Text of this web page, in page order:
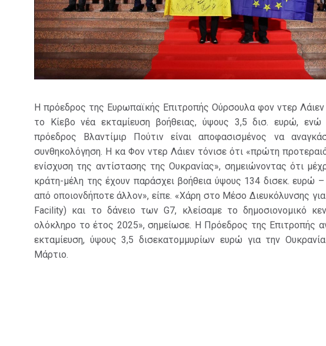
Η πρόεδρος της Ευρωπαϊκής Επιτροπής Ούρσουλα φον ντερ Λάιεν
το Κίεβο νέα εκταμίευση βοήθειας, ύψους 3,5 δισ. ευρώ,
πρόεδρος Βλαντίμιρ Πούτιν είναι αποφασισμένος να
συνθηκολόγηση. Η κα Φον ντερ Λάιεν τόνισε ότι «πρώτη
ενίσχυση της αντίστασης της Ουκρανίας», σημειώνοντας ότι
κράτη-μέλη της έχουν παράσχει βοήθεια ύψους 134 δισεκ. ευρώ
από οποιονδήποτε άλλον», είπε. «Χάρη στο Μέσο Διευκόλυνσης
Facility) και το δάνειο των G7, κλείσαμε το δημοσιονομικό
ολόκληρο το έτος 2025», σημείωσε. Η Πρόεδρος της Επιτροπής
εκταμίευση, ύψους 3,5 δισεκατομμυρίων ευρώ για την
Μάρτιο.